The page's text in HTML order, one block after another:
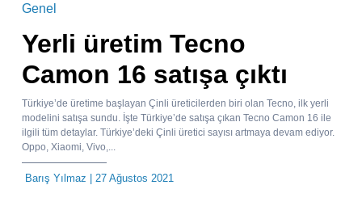
Genel
Yerli üretim Tecno
Camon 16 satışa çıktı
Türkiye’de üretime başlayan Çinli üreticilerden biri olan Tecno, ilk yerli
modelini satışa sundu. İşte Türkiye’de satışa çıkan Tecno Camon 16 ile
ilgili tüm detaylar. Türkiye’deki Çinli üretici sayısı artmaya devam ediyor.
Oppo, Xiaomi, Vivo,...
Barış Yılmaz | 27 Ağustos 2021